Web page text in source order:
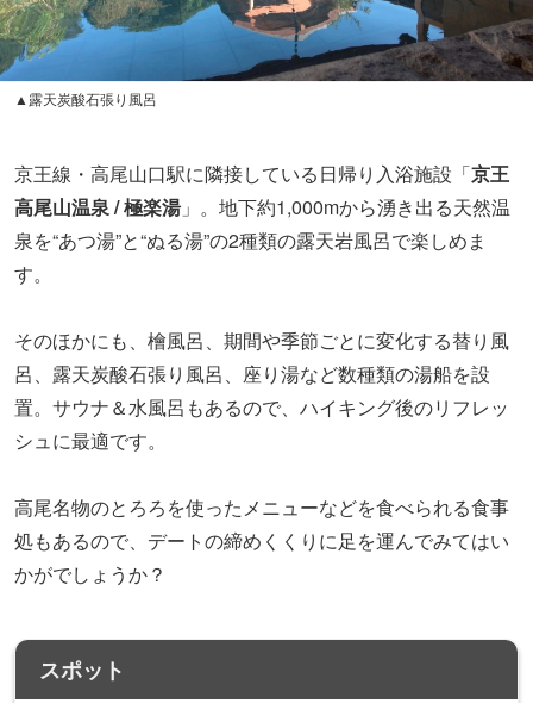
呂、露天炭酸石張り風呂、座り湯など数種類の湯船を設
置。サウナ＆水風呂もあるので、ハイキング後のリフレッ
シュに最適です。
処もあるので、デートの締めくくりに足を運んでみてはい
かがでしょうか？
京王高尾山温泉 / 極楽湯
〒193-0844
東京都八王子市高尾町 2229番7
高尾山口駅